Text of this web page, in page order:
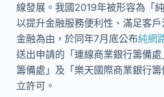
線發展。我國2019年被形容為「
以提升金融服務便利性、滿足客
金融為由，於同年7月底公布純網
送出申請的「連線商業銀行籌備
籌備處」及「樂天國際商業銀行
立許可。